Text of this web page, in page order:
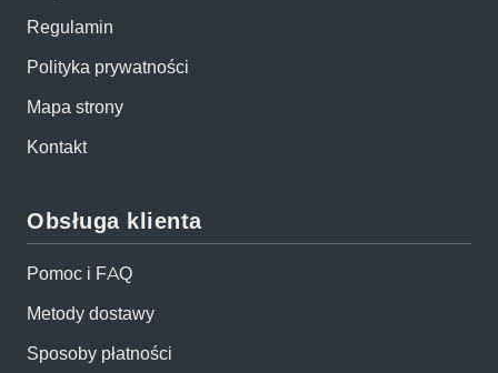
Regulamin
Polityka prywatności
Mapa strony
Kontakt
Obsługa klienta
Pomoc i FAQ
Metody dostawy
Sposoby płatności